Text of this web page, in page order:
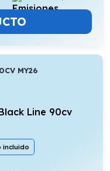
MY26
incluido